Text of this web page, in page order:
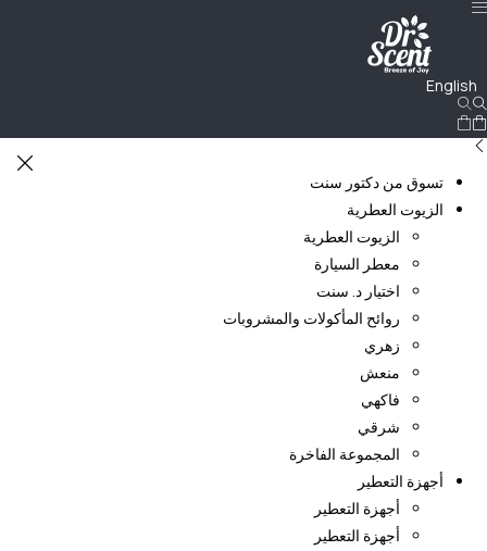
English
تسوق من دكتور سنت
الزيوت العطرية
الزيوت العطرية
معطر السيارة
اختيار د. سنت
روائح المأكولات والمشروبات
زهري
منعش
فاكهي
شرقي
المجموعة الفاخرة
أجهزة التعطير
أجهزة التعطير
أجهزة التعطير